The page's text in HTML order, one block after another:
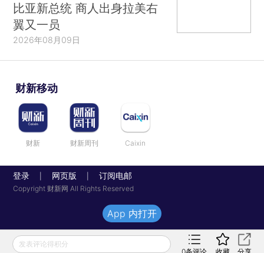
比亚新总统 商人出身拉美右
翼又一员
2026年08月09日
财新移动
财新 财新周刊 Caixin
登录 网页版 订阅电邮
Copyright 财新网 All Rights Reserved
发表评论得积分
0条评论 收藏 分享
App 内打开